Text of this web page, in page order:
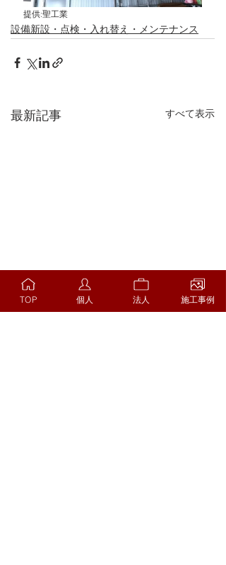
提供:聖工業
設備新設・点検・入れ替え・メンテナンス
最新記事 すべて表示
TOP 個人 法人 施工事例